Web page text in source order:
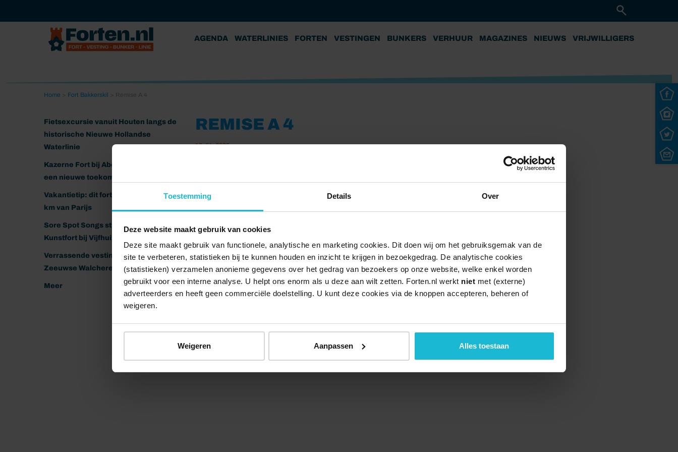
Toestemming Details Over
Deze website maakt gebruik van cookies
Deze site maakt gebruik van functionele, analytische en marketing cookies. Dit doen wij om het gebruiksgemak van de
site te verbeteren, statistieken bij te kunnen houden en inzicht te krijgen in bezoekgedrag. De analytische cookies
(statistieken) verzamelen anonieme gegevens over het gedrag van bezoekers op onze website, welke enkel worden
gebruikt voor een interne analyse. U helpt ons enorm als u deze aan wilt zetten. Forten.nl werkt niet met (externe)
adverteerders en heeft geen commerciële doelstelling. U kunt deze cookies via de knoppen accepteren, beheren of
weigeren.
Weigeren Aanpassen Alles toestaan
AGENDA WATERLINIES FORTEN VESTINGEN BUNKERS VERHUUR MAGAZINES NIEUWS VRIJWILLIGERS
Home Fort Bakkerskil
Fietsexcursie vanuit Houten langs de
historische Nieuwe Hollandse
Waterlinie
Kazerne Fort bij Abcoude klaar voor
een nieuwe toekomst
Vakantietip: dit fort ligt nog geen 20
km van Parijs
Sore Spot Songs strijkt neer op het
Kunstfort bij Vijfhuizen
Verrassende vestingen van het
Zeeuwse Walcheren
Meer
REMISE A 4
19-04-2025
© 2026 Stichting Forten Nederland Over ons Doneer nu Disclaimer Contact Forten.nl wordt ondersteund door de